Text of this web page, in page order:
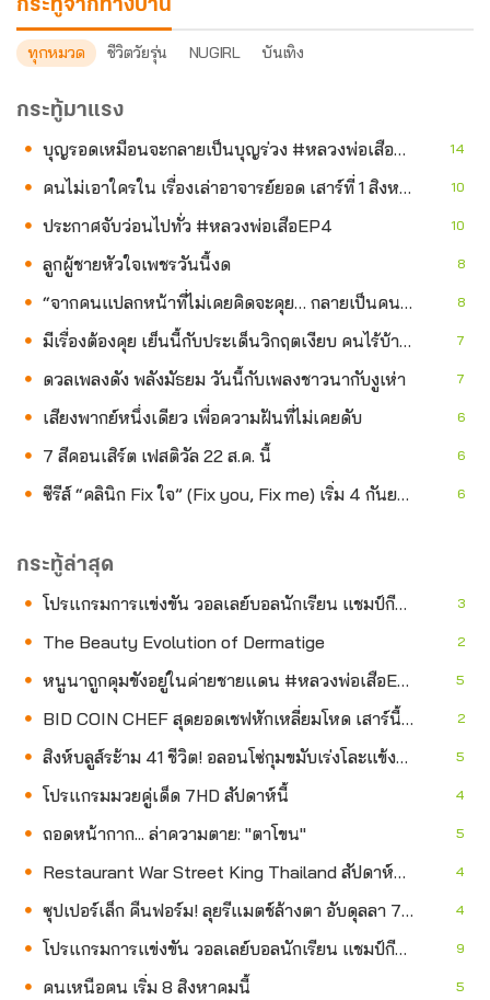
กระทู้จากทางบ้าน
ทุกหมวด ชีวิตวัยรุ่น NUGIRL บันเทิง
กระทู้มาแรง
บุญรอดเหมือนจะกลายเป็นบุญร่วง #หลวงพ่อเสือEP3
14
คนไม่เอาใครใน เรื่องเล่าอาจารย์ยอด เสาร์ที่ 1 สิงหาคมนี้ 10
ประกาศจับว่อนไปทั่ว #หลวงพ่อเสือEP4 10
ลูกผู้ชายหัวใจเพชรวันนี้งด 8
“จากคนแปลกหน้าที่ไม่เคยคิดจะคุย… กลายเป็นคนที่ทำให้เรายิ้มได้ทุกวัน” 8
มีเรื่องต้องคุย เย็นนี้กับประเด็นวิกฤตเงียบ คนไร้บ้านล้นเมือง 7
ดวลเพลงดัง พลังมัธยม วันนี้กับเพลงชาวนากับงูเห่า 7
เสียงพากย์หนึ่งเดียว เพื่อความฝันที่ไม่เคยดับ 6
7 สีคอนเสิร์ต เฟสติวัล 22 ส.ค. นี้ 6
ซีรีส์ “คลินิก Fix ใจ” (Fix you, Fix me) เริ่ม 4 กันยายนนี้ 6
กระทู้ล่าสุด
โปรแกรมการแข่งขัน วอลเลย์บอลนักเรียน แชมป์กีฬา 7HD 2026 14 ส.ค.
3
The Beauty Evolution of Dermatige 2
หนูนาถูกคุมขังอยู่ในค่ายชายแดน #หลวงพ่อเสือEP5 5
BID COIN CHEF สุดยอดเชฟหักเหลี่ยมโหด เสาร์นี้กับศึกม่วนจอยงานวัด 2
สิงห์บลูส์ระ้าม 41 ชีวิต! อลอนโซ่กุมขมับเร่งโละแข้งส่วนเกินก่อนตลาดปิด 5
โปรแกรมมวยคู่เด็ด 7HD สัปดาห์นี้ 4
ถอดหน้ากาก... ล่าความตาย: "ตาโขน" 5
Restaurant War Street King Thailand สัปดาห์นี้กับเฮดเชฟน้องใหม่ 4
ซุปเปอร์เล็ก คืนฟอร์ม! ลุยรีแมตช์ล้างตา อับดุลลา 7 ส.ค. นี้ 4
โปรแกรมการแข่งขัน วอลเลย์บอลนักเรียน แชมป์กีฬา 7HD 2026 6 ส.ค. 9
คนเหนือฅน เริ่ม 8 สิงหาคมนี้ 5